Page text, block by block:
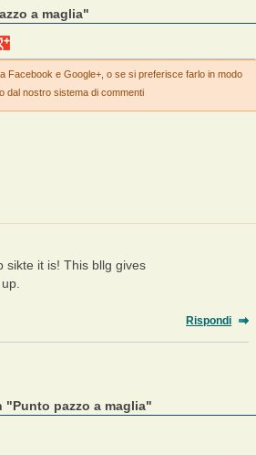
a maglia"
Facebook e Google+, o se si preferisce farlo in modo
dal nostro sistema di commenti
sikte it is! This bllg gives
Rispondi
pazzo a maglia"